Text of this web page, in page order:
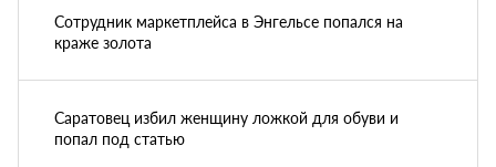
Сотрудник маркетплейса в Энгельсе попался на
краже золота
Саратовец избил женщину ложкой для обуви и
попал под статью